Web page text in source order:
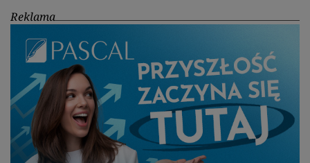
Reklama